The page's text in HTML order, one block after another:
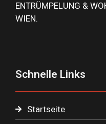
ENTRÜMPELUNG &
WIEN.
Schnelle Links
Startseite